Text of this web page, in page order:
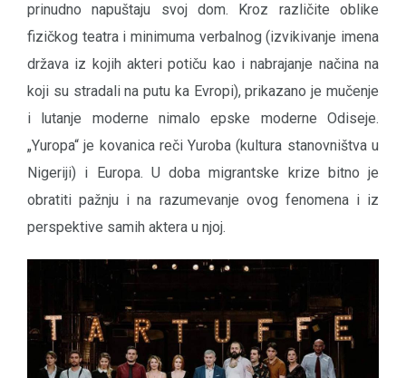
prinudno napuštaju svoj dom. Kroz različite oblike
fizičkog teatra i minimuma verbalnog (izvikivanje imena
država iz kojih akteri potiču kao i nabrajanje načina na
koji su stradali na putu ka Evropi), prikazano je mučenje
i lutanje moderne nimalo epske moderne Odiseje.
„Yuropa“ je kovanica reči Yuroba (kultura stanovništva u
Nigeriji) i Europa. U doba migrantske krize bitno je
obratiti pažnju i na razumevanje ovog fenomena i iz
perspektive samih aktera u njoj.